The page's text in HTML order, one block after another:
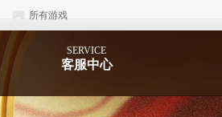
所有游戏
SERVICE
客服中心